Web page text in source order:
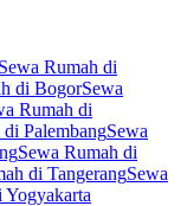
Sewa Rumah di
di BogorSewa
Rumah di
PalembangSewa
Sewa Rumah di
di TangerangSewa
Yogyakarta